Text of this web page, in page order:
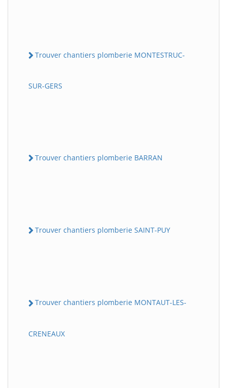
Trouver chantiers plomberie MONTESTRUC-
SUR-GERS
Trouver chantiers plomberie BARRAN
Trouver chantiers plomberie SAINT-PUY
Trouver chantiers plomberie MONTAUT-LES-
CRENEAUX